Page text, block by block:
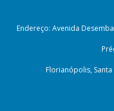
Endereço: Avenida
Florianópolis, Santa